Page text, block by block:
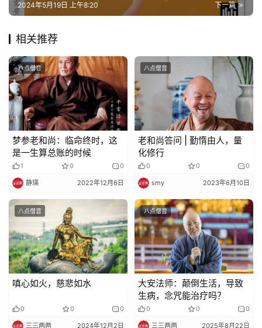
下一篇
2024年5月19日 上午8:20
相关推荐
八点僧音
梦参老和尚：临命终时，这
是一生算总账的时候
1 0 0
静瑛 2022年12月6日
八点僧音
老和尚答问 | 勤惰由人，量
化修行
0 0 0
smy 2023年6月10日
八点僧音
嗔心如火，慈悲如水
0 0 0
三三两两 2024年12月2日
八点僧音
大安法师：颠倒生活，导致
生病，念咒能治疗吗？
0 0 0
三三两两 2025年8月22日